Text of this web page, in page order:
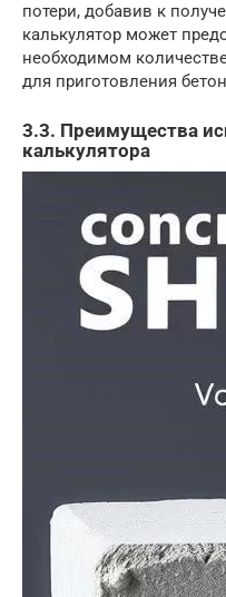
потери, добавив к
калькулятор может
необходимом
для приготовления
3.3. Преимущества
калькулятора